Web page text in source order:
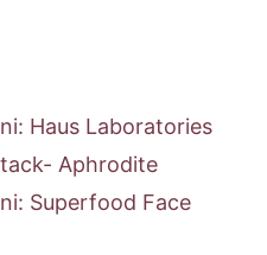
Haus Laboratories
Aphrodite
Superfood Face